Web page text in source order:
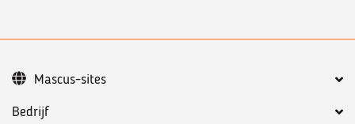
Bedrijf
Mascus-sites